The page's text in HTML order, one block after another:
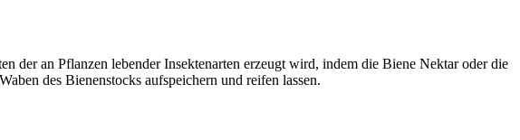
der an Pflanzen lebender Insektenarten erzeugt wird, indem die Biene Nektar oder die
des Bienenstocks aufspeichern und reifen lassen.